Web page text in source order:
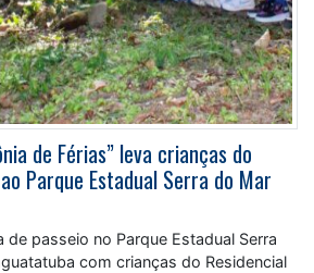
de Férias” leva crianças do
Parque Estadual Serra do Mar
de passeio no Parque Estadual Serra
com crianças do Residencial